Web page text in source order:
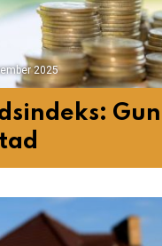
2025